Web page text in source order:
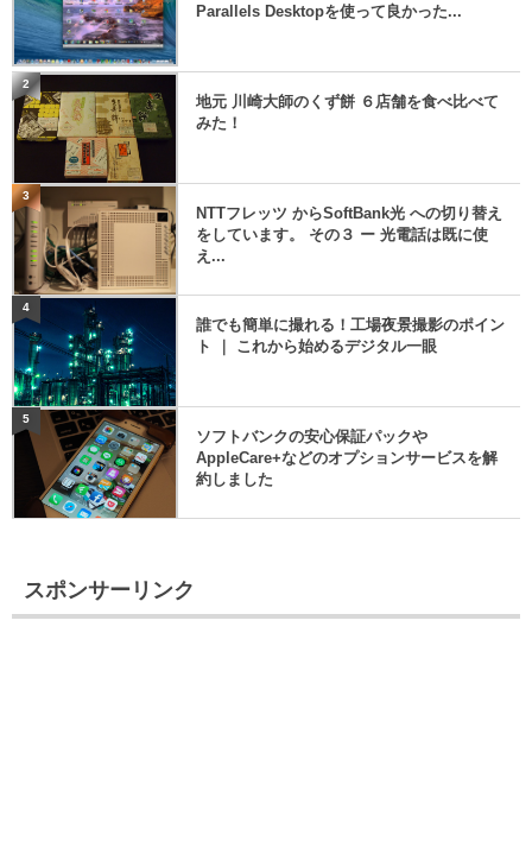
Parallels Desktopを使って良かった...
2
地元 川崎大師のくず餅 ６店舗を食べ比べて
みた！
3
NTTフレッツ からSoftBank光 への切り替え
をしています。 その３ ー 光電話は既に使
え...
4
誰でも簡単に撮れる！工場夜景撮影のポイン
ト ｜ これから始めるデジタル一眼
5
ソフトバンクの安心保証パックや
AppleCare+などのオプションサービスを解
約しました
スポンサーリンク